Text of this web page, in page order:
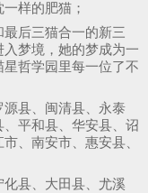
样的肥猫；
后三猫合一的新三
梦境，她的梦成为一
哲学园里每一位了不
县、闽清县、永泰
平和县、华安县、诏
、南安市、惠安县、
县、大田县、尤溪